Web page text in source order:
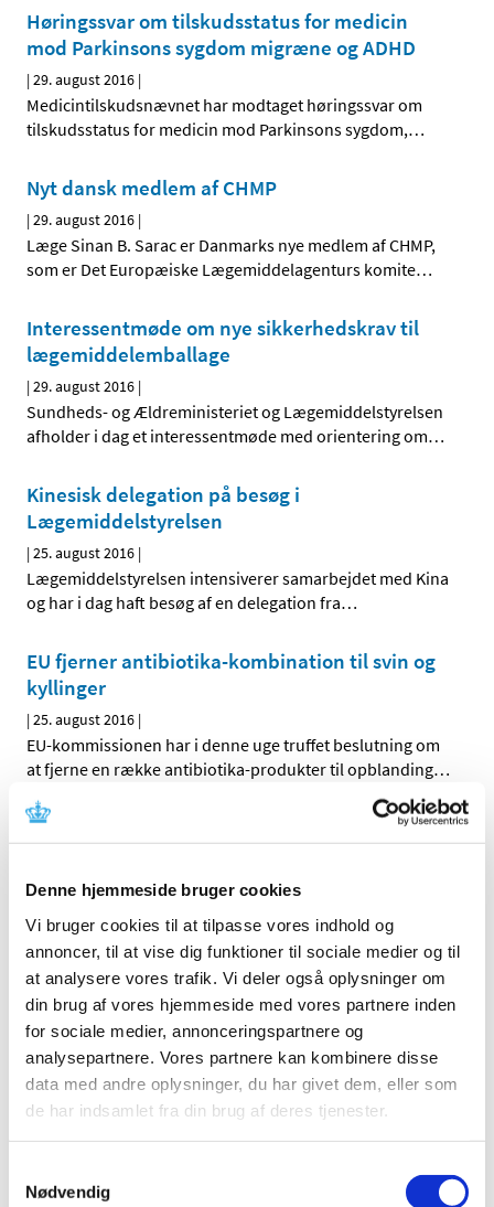
Denne hjemmeside bruger cookies
Vi bruger cookies til at tilpasse vores indhold og
annoncer, til at vise dig funktioner til sociale medier og til
at analysere vores trafik. Vi deler også oplysninger om
din brug af vores hjemmeside med vores partnere inden
for sociale medier, annonceringspartnere og
analysepartnere. Vores partnere kan kombinere disse
data med andre oplysninger, du har givet dem, eller som
de har indsamlet fra din brug af deres tjenester.
Nødvendig
Høringssvar om tilskudsstatus for medicin
mod Parkinsons sygdom migræne og ADHD
|29. august 2016 |
Medicintilskudsnævnet har modtaget høringssvar om
tilskudsstatus for medicin mod Parkinsons sygdom,…
Nyt dansk medlem af CHMP
|29. august 2016 |
Læge Sinan B. Sarac er Danmarks nye medlem af CHMP,
som er Det Europæiske Lægemiddelagenturs komite…
Interessentmøde om nye sikkerhedskrav til
lægemiddelemballage
|29. august 2016 |
Sundheds- og Ældreministeriet og Lægemiddelstyrelsen
afholder i dag et interessentmøde med orientering om…
Kinesisk delegation på besøg i
Lægemiddelstyrelsen
|25. august 2016 |
Lægemiddelstyrelsen intensiverer samarbejdet med Kina
og har i dag haft besøg af en delegation fra…
EU fjerner antibiotika-kombination til svin og
kyllinger
|25. august 2016 |
EU-kommissionen har i denne uge truffet beslutning om
at fjerne en række antibiotika-produkter til opblanding…
Høring over forslag til tilskudsstatus for
|12. august 2016|
tilskudsstatus for medicin i nogle undergrupper i…
Opdatering om markedsdialog for fremtidig
platform til Lægemiddelstyrelsens
lægemiddelregister
|11. august 2016|
I forbindelse med markedsdialogen har
Tilbagekaldelse af tilladelser til forhandling af